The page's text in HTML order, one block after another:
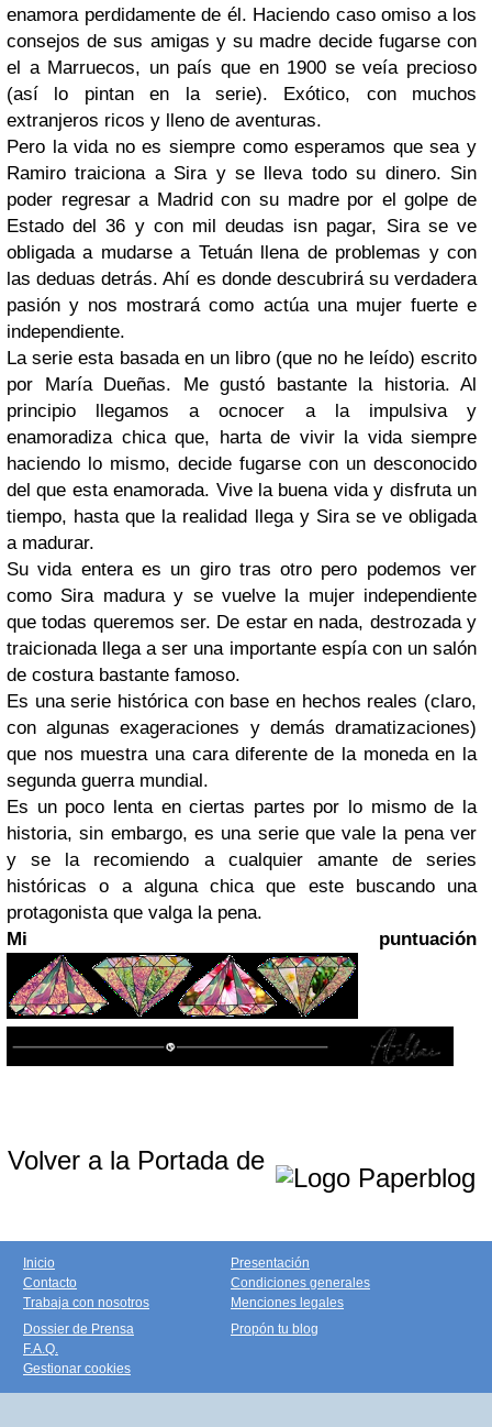
enamora perdidamente de él. Haciendo caso omiso a los
consejos de sus amigas y su madre decide fugarse con
el a Marruecos, un país que en 1900 se veía precioso
(así lo pintan en la serie). Exótico, con muchos
extranjeros ricos y lleno de aventuras.
Pero la vida no es siempre como esperamos que sea y
Ramiro traiciona a Sira y se lleva todo su dinero. Sin
poder regresar a Madrid con su madre por el golpe de
Estado del 36 y con mil deudas isn pagar, Sira se ve
obligada a mudarse a Tetuán llena de problemas y con
las deduas detrás. Ahí es donde descubrirá su verdadera
pasión y nos mostrará como actúa una mujer fuerte e
independiente.
La serie esta basada en un libro (que no he leído) escrito
por María Dueñas. Me gustó bastante la historia. Al
principio llegamos a ocnocer a la impulsiva y
enamoradiza chica que, harta de vivir la vida siempre
haciendo lo mismo, decide fugarse con un desconocido
del que esta enamorada. Vive la buena vida y disfruta un
tiempo, hasta que la realidad llega y Sira se ve obligada
a madurar.
Su vida entera es un giro tras otro pero podemos ver
como Sira madura y se vuelve la mujer independiente
que todas queremos ser. De estar en nada, destrozada y
traicionada llega a ser una importante espía con un salón
de costura bastante famoso.
Es una serie histórica con base en hechos reales (claro,
con algunas exageraciones y demás dramatizaciones)
que nos muestra una cara diferente de la moneda en la
segunda guerra mundial.
Es un poco lenta en ciertas partes por lo mismo de la
historia, sin embargo, es una serie que vale la pena ver
y se la recomiendo a cualquier amante de series
históricas o a alguna chica que este buscando una
protagonista que valga la pena.
Mi puntuación
Volver a la Portada de
Inicio
Contacto
Trabaja con nosotros
Presentación
Condiciones generales
Menciones legales
Dossier de Prensa
F.A.Q.
Gestionar cookies
Propón tu blog